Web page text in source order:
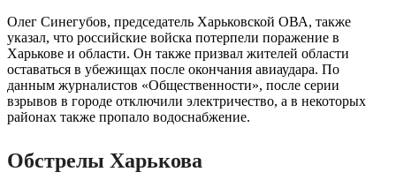
Олег Синегубов, председатель Харьковской ОВА, также
указал, что российские войска потерпели поражение в
Харькове и области. Он также призвал жителей области
оставаться в убежищах после окончания авиаудара. По
данным журналистов «Общественности», после серии
взрывов в городе отключили электричество, а в некоторых
районах также пропало водоснабжение.
Обстрелы Харькова